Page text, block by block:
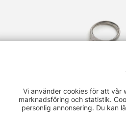
Vi använder cookies för att vår
marknadsföring och statistik.
personlig annonsering. Du kan